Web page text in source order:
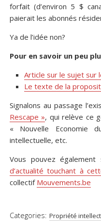
forfait (d’environ 5 $
paierait les abonnés
Ya de l’idée non?
Pour en savoir un peu
Article sur le sujet sur
Le texte de la
Signalons au passage
Rescape », qui relève ce
« Nouvelle Economie
intellectuelle, etc.
Vous pouvez également
d’actualité touchant à
collectif Mouvements.be
Categories: Propriété